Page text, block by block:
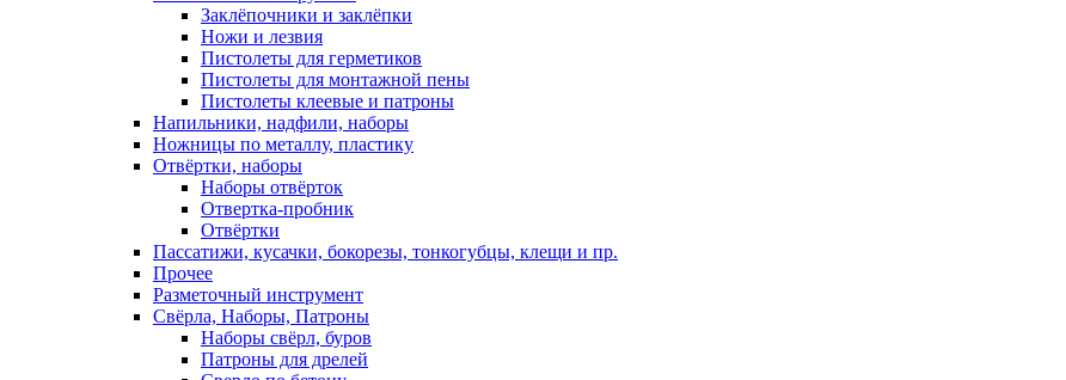
Заклёпочники и заклёпки
Ножи и лезвия
Пистолеты для герметиков
Пистолеты для монтажной пены
Пистолеты клеевые и патроны
Напильники, надфили, наборы
Ножницы по металлу, пластику
Отвёртки, наборы
Наборы отвёрток
Отвертка-пробник
Отвёртки
Пассатижи, кусачки, бокорезы, тонкогубцы, клещи и пр.
Прочее
Разметочный инструмент
Свёрла, Наборы, Патроны
Наборы свёрл, буров
Патроны для дрелей